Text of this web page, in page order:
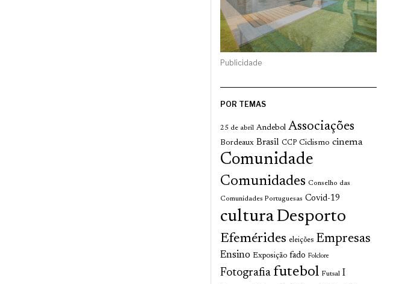
Publicidade
POR TEMAS
25 de abril Andebol Associações
Bordeaux Brasil CCP Ciclismo cinema
Comunidade
Comunidades Conselho das
Comunidades Portuguesas Covid-19
culturaDesporto
Efemérides eleições Empresas
Ensino Exposição fado Folclore
Fotografia futebol Futsal I